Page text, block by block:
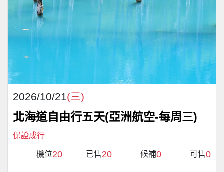
2026/10/21(三)
北海道自由行五天(亞洲航空-每周三)
保證成行
機位20 已售20 候補0 可售0